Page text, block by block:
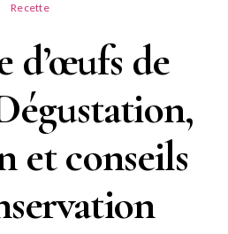
Recette
d’œufs de
et conseils